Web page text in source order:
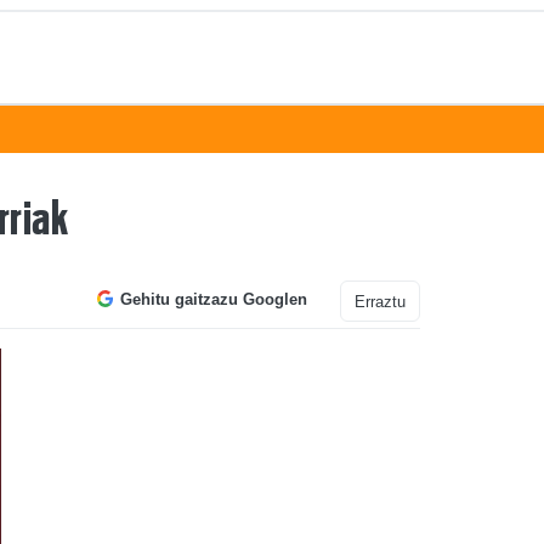
Gehitu gaitzazu Googlen Erraztu